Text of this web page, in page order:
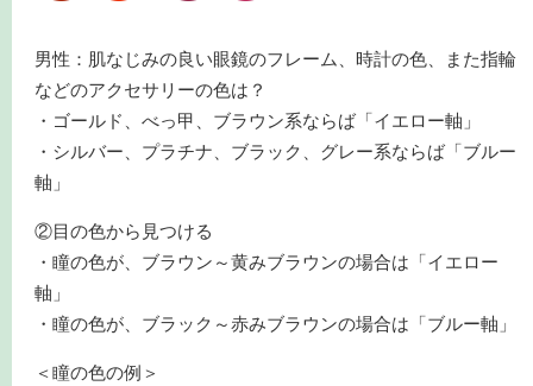
男性：肌なじみの良い眼鏡のフレーム、時計の色、また指輪
などのアクセサリーの色は？
・ゴールド、べっ甲、ブラウン系ならば「イエロー軸」
・シルバー、プラチナ、ブラック、グレー系ならば「ブルー
軸」
②目の色から見つける
・瞳の色が、ブラウン～黄みブラウンの場合は「イエロー
軸」
・瞳の色が、ブラック～赤みブラウンの場合は「ブルー軸」
＜瞳の色の例＞